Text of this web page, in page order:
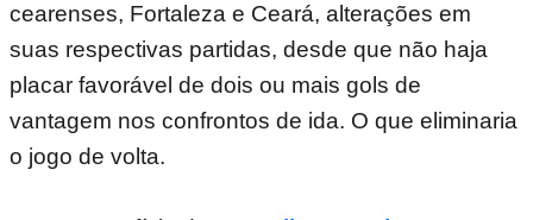
cearenses, Fortaleza e Ceará, alterações em
suas respectivas partidas, desde que não haja
placar favorável de dois ou mais gols de
vantagem nos confrontos de ida. O que eliminaria
o jogo de volta.